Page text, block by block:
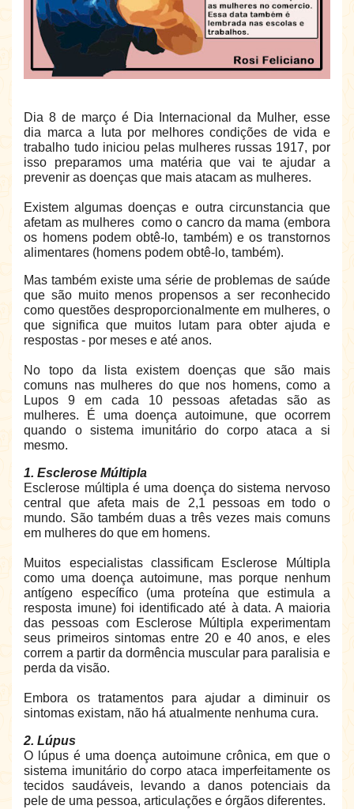
Dia 8 de março é Dia Internacional da Mulher, esse
dia marca a luta por melhores condições de vida e
trabalho tudo iniciou pelas mulheres russas 1917, por
isso preparamos uma matéria que vai te ajudar a
prevenir as doenças que mais atacam as mulheres.
Existem algumas doenças e outra circunstancia que
afetam as mulheres como o cancro da mama (embora
os homens podem obtê-lo, também) e os transtornos
alimentares (homens podem obtê-lo, também).
Mas também existe uma série de problemas de saúde
que são muito menos propensos a ser reconhecido
como questões desproporcionalmente em mulheres, o
que significa que muitos lutam para obter ajuda e
respostas - por meses e até anos.
No topo da lista existem doenças que são mais
comuns nas mulheres do que nos homens, como a
Lupos 9 em cada 10 pessoas afetadas são as
mulheres. É uma doença autoimune, que ocorrem
quando o sistema imunitário do corpo ataca a si
mesmo.
1. Esclerose Múltipla
Esclerose múltipla é uma doença do sistema nervoso
central que afeta mais de 2,1 pessoas em todo o
mundo. São também duas a três vezes mais comuns
em mulheres do que em homens.
Muitos especialistas classificam Esclerose Múltipla
como uma doença autoimune, mas porque nenhum
antígeno específico (uma proteína que estimula a
resposta imune) foi identificado até à data. A maioria
das pessoas com Esclerose Múltipla experimentam
seus primeiros sintomas entre 20 e 40 anos, e eles
correm a partir da dormência muscular para paralisia e
perda da visão.
Embora os tratamentos para ajudar a diminuir os
sintomas existam, não há atualmente nenhuma cura.
2. Lúpus
O lúpus é uma doença autoimune crônica, em que o
sistema imunitário do corpo ataca imperfeitamente os
tecidos saudáveis, levando a danos potenciais da
pele de uma pessoa, articulações e órgãos diferentes.